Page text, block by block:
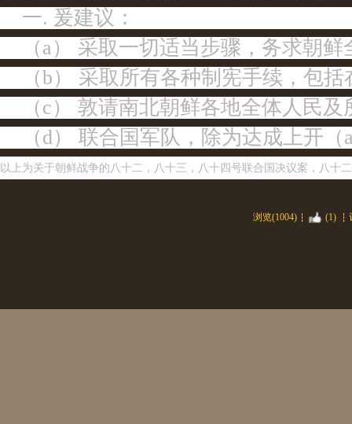
一. 爰建议：
（a） 采取一切适当步骤，务求朝
（b） 采取所有各种制宪手续，包
（c） 敦请南北朝鲜各地全体人民
（d） 联合国军队，除为达成上开
以上为关于朝鲜战争的八十二，八十三，八十四号联合国决议案，八
浏览(1004) (1)